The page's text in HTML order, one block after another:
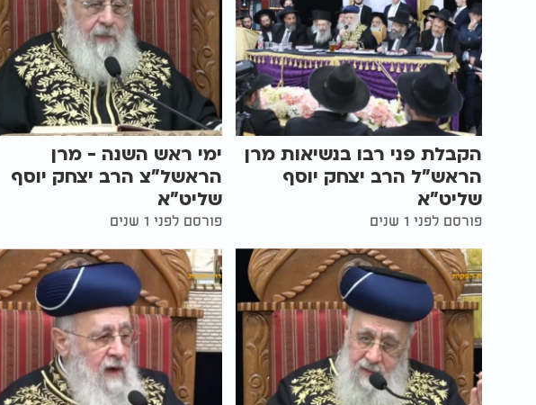
הקבלת פני רבו בנשיאות מרן
הראש"ל הרב יצחק יוסף
שליט"א
פורסם לפני 1 שנים
ימי ראש השנה - מרן
הראשל"צ הרב יצחק יוסף
שליט"א
פורסם לפני 1 שנים